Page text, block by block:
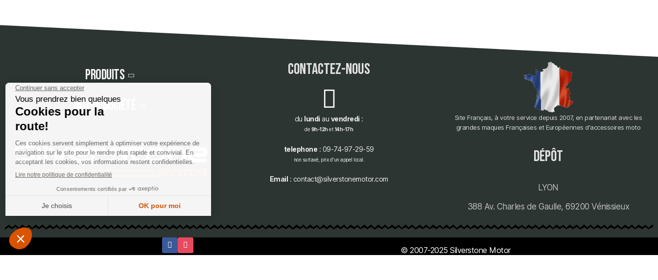
Produits
Notre société
contactez-nous
du lundi au vendredi :
de 9h-12het 14h-17h
telephone : 09-74-97-29-59
non surtaxé, prix d'un appel local.
Email : contact@silverstonemotor.com
Site Français, à votre service depuis 2007, en partenariat avec les
grandes maques Françaises et Européennes d'accessoires moto
dépôt
LYON
388 Av. Charles de Gaulle, 69200 Vénissieux
© 2007-2025 Silverstone Motor